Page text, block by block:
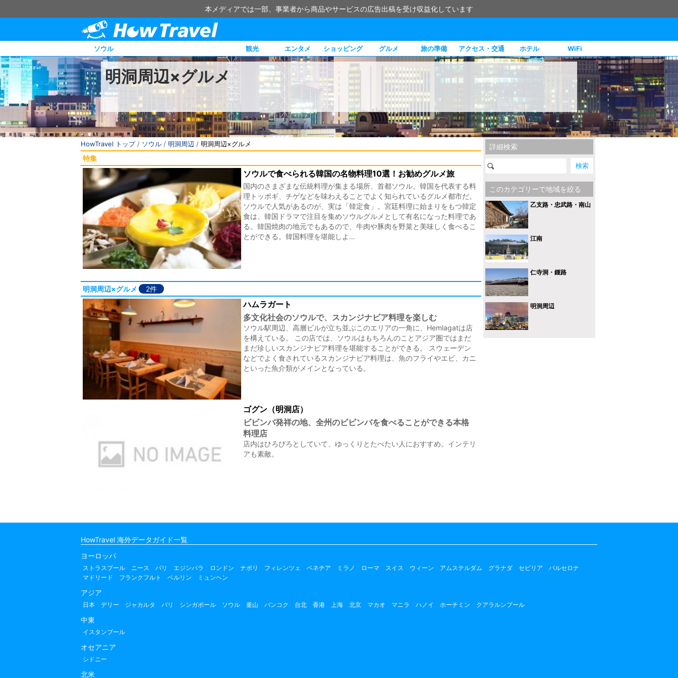
本メディアでは一部、事業者から商品やサービスの広告出稿を受け収益化しています
ソウル 観光 エンタメ ショッピング グルメ 旅の準備 アクセス・交通 ホテル WiFi
明洞周辺×グルメ
詳細検索
このカテゴリーで地域を絞る
乙支路・忠武路・南山
江南
仁寺洞・鍾路
明洞周辺
HowTravel トップ/ ソウル / 明洞周辺 / 明洞周辺×グルメ
特集
ソウルで食べられる韓国の名物料理10選！お勧めグルメ旅
国内のさまざまな伝統料理が集まる場所、首都ソウル。韓国を代表する料
理トッポギ、チゲなどを味わえることでよく知られているグルメ都市だ。
ソウルで人気があるのが、実は「韓定食」。宮廷料理に始まりをもつ韓定
食は、韓国ドラマで注目を集めソウルグルメとして有名になった料理であ
る。韓国焼肉の地元でもあるので、牛肉や豚肉を野菜と美味しく食べるこ
とができる。韓国料理を堪能しよ…
明洞周辺×グルメ 2件
ハムラガート
多文化社会のソウルで、スカンジナビア料理を楽しむ
ソウル駅周辺、高層ビルが立ち並ぶこのエリアの一角に、Hemlagatは店
を構えている。 この店では、ソウルはもちろんのことアジア圏ではまだ
まだ珍しいスカンジナビア料理を堪能することができる。 スウェーデン
などでよく食されているスカンジナビア料理は、魚のフライやエビ、カニ
といった魚介類がメインとなっている。
ゴグン（明洞店）
ビビンバ発祥の地、全州のビビンバを食べることができる本格
料理店
店内はひろびろとしていて、ゆっくりとたべたい人におすすめ。インテリ
アも素敵。
HowTravel 海外データガイド一覧
ヨーロッパ
ストラスブール ニース パリ エジンバラ ロンドン ナポリ フィレンツェ ベネチア ミラノ ローマ スイス ウィーン アムステルダム グラナダ セビリア
バルセロナ
マドリード
フランクフルト ベルリン ミュンヘン
アジア
日本 デリー ジャカルタ バリ シンガポール ソウル 釜山 バンコク 台北 香港 上海 北京 マカオ マニラ ハノイ ホーチミン クアラルンプール
中東
イスタンブール
オセアニア
シドニー
北米